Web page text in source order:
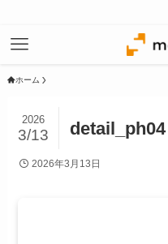
ホーム
detail_ph04
2026
3/13
2026年3月13日